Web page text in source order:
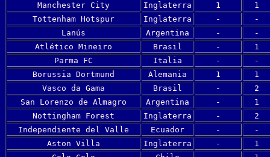
Manchester City
Inglaterra 1
1
Tottenham Hotspur
Inglaterra -
-
Lanús
Argentina -
-
Atlético Mineiro
Brasil -
1
Parma FC
Italia -
-
Borussia Dortmund
Alemania 1
1
Vasco da Gama
Brasil -
2
San Lorenzo de Almagro
Argentina -
1
Nottingham Forest
Inglaterra -
2
Independiente del Valle
Ecuador -
-
Aston Villa
Inglaterra -
1